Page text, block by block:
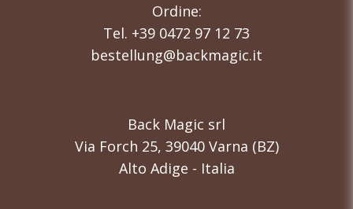
Ordine:
Tel. +39 0472 97 12 73
bestellung@backmagic.it
Back Magic srl
Via Forch 25, 39040 Varna (BZ)
Alto Adige - Italia